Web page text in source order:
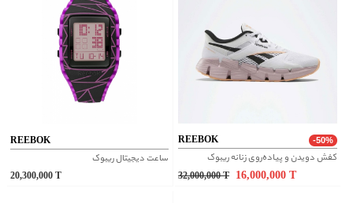
REEBOK
ساعت دیجیتال ریبوک
20,300,000
REEBOK -50%
کفش دویدن و پیاده‌روی زنانه ریبوک
32,000,000 T 16,000,000